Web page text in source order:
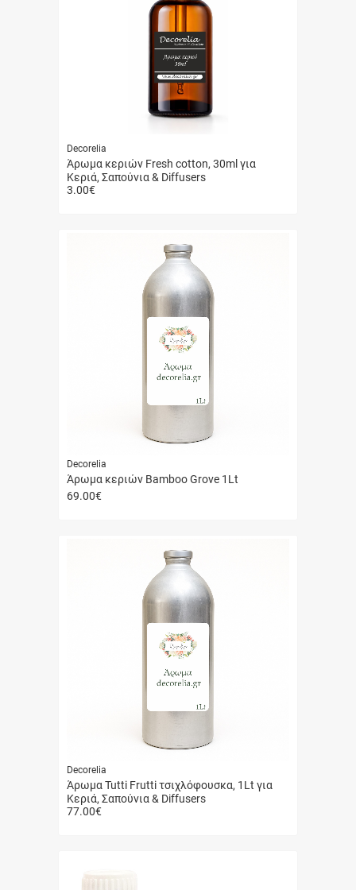
Decorelia
Άρωμα κεριών Fresh cotton, 30ml για
Κεριά, Σαπούνια & Diffusers
3.00€
Decorelia
Άρωμα κεριών Bamboo Grove 1Lt
69.00€
Decorelia
Άρωμα Tutti Frutti τσιχλόφουσκα, 1Lt για
Κεριά, Σαπούνια & Diffusers
77.00€